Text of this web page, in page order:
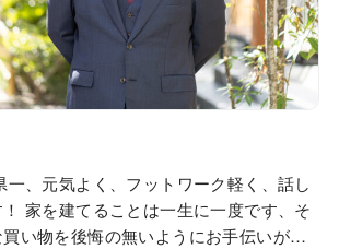
一、元気よく、フットワーク軽く、話し
家を建てることは一生に一度です、そ
い物を後悔の無いようにお手伝いが出